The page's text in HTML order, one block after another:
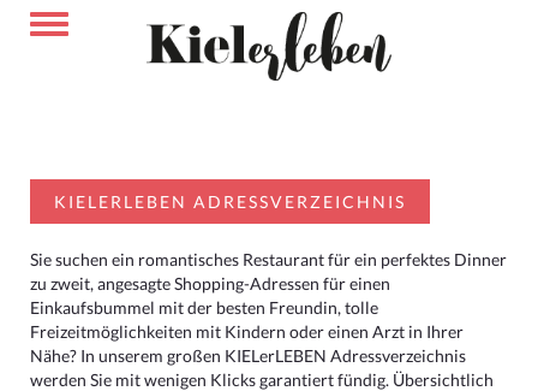
KIELERLEBEN ADRESSVERZEICHNIS
Sie suchen ein romantisches Restaurant für ein perfektes Dinner
zu zweit, angesagte Shopping-Adressen für einen
Einkaufsbummel mit der besten Freundin, tolle
Freizeitmöglichkeiten mit Kindern oder einen Arzt in Ihrer
Nähe? In unserem großen KIELerLEBEN Adressverzeichnis
werden Sie mit wenigen Klicks garantiert fündig. Übersichtlich